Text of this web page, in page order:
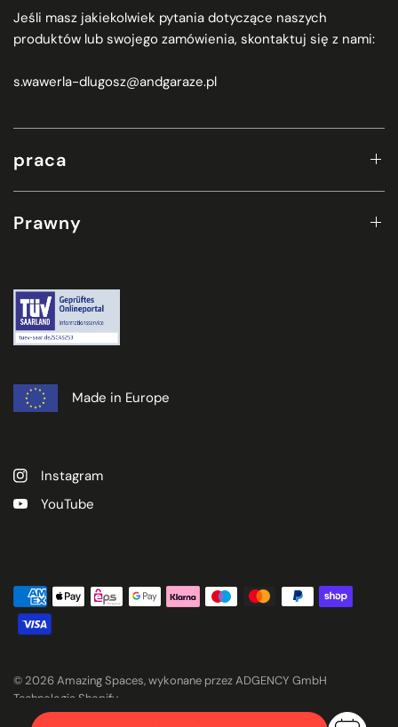
Jeśli masz jakiekolwiek pytania dotyczące naszych
produktów lub swojego zamówienia, skontaktuj się z nami:
s.wawerla-dlugosz@andgaraze.pl
praca
Prawny
Made in Europe
Instagram
YouTube
© 2026 Amazing Spaces, wykonane przez ADGENCY GmbH
Technologia Shopify